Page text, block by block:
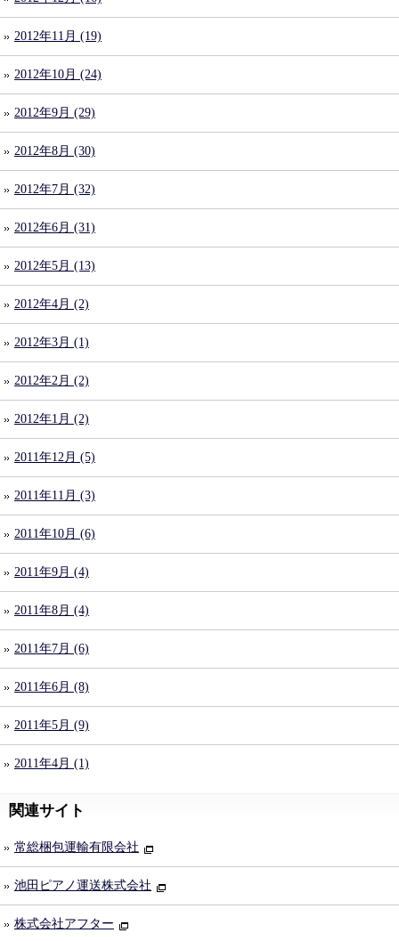
2012年11月 (19)
2012年10月 (24)
2012年9月 (29)
2012年8月 (30)
2012年7月 (32)
2012年6月 (31)
2012年5月 (13)
2012年4月 (2)
2012年3月 (1)
2012年2月 (2)
2012年1月 (2)
2011年12月 (5)
2011年11月 (3)
2011年10月 (6)
2011年9月 (4)
2011年8月 (4)
2011年7月 (6)
2011年6月 (8)
2011年5月 (9)
2011年4月 (1)
関連サイト
常総梱包運輸有限会社
池田ピアノ運送株式会社
株式会社アフター